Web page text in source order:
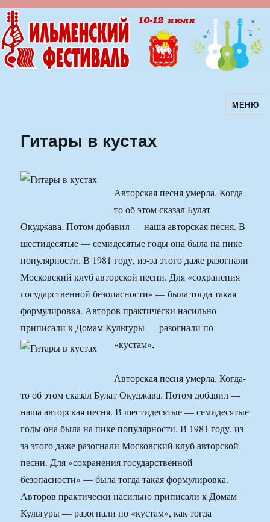
Ильменский фестиваль авторскойМЕНЮ
Гитары в кустах
Авторская песня умерла. Когда-
то об этом сказал Булат
Окуджава. Потом добавил — наша авторская песня. В
шестидесятые — семидесятые годы она была на пике
популярности. В 1981 году, из-за этого даже разогнали
Московский клуб авторской песни. Для «сохранения
государственной безопасности» — была тогда такая
формулировка. Авторов практически насильно
приписали к Домам Культуры — разогнали по
«кустам»,
Авторская песня умерла. Когда-
то об этом сказал Булат Окуджава. Потом добавил —
наша авторская песня. В шестидесятые — семидесятые
годы она была на пике популярности. В 1981 году, из-
за этого даже разогнали Московский клуб авторской
песни. Для «сохранения государственной
безопасности» — была тогда такая формулировка.
Авторов практически насильно приписали к Домам
Культуры — разогнали по «кустам», как тогда